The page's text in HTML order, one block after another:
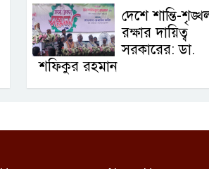
দেশে শান্তি-
রক্ষার দায়িত্ব
সরকারের: ডা.
শফিকুর রহমান